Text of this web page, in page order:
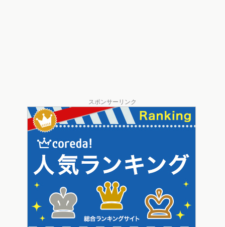
スポンサーリンク